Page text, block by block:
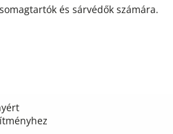
és sárvédők számára.